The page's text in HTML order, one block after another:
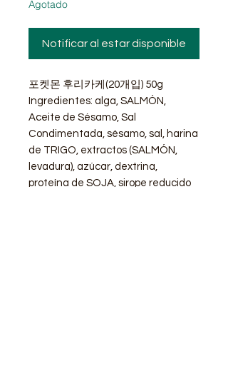
Agotado
Notificar al estar disponible
포켓몬 후리카케(20개입) 50g
Ingredientes: alga, SALMÓN,
Aceite de Sésamo, Sal
Condimentada, sésamo, sal, harina
de TRIGO, extractos (SALMÓN,
levadura), azúcar, dextrina,
proteína de SOJA, sirope reducido